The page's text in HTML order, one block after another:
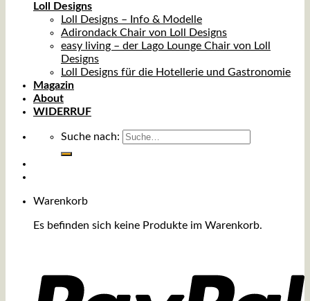
Loll Designs
Loll Designs – Info & Modelle
Adirondack Chair von Loll Designs
easy living – der Lago Lounge Chair von Loll
Designs
Loll Designs für die Hotellerie und Gastronomie
Magazin
About
WIDERRUF
Suche nach:
Warenkorb
Es befinden sich keine Produkte im Warenkorb.